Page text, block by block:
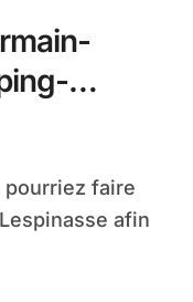
afin